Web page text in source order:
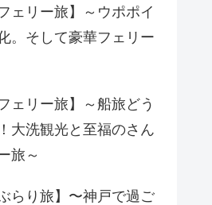
ェリー旅】～ウポポイ
。そして豪華フェリー
ェリー旅】～船旅どう
大洗観光と至福のさん
旅～
らり旅】〜神戸で過ご